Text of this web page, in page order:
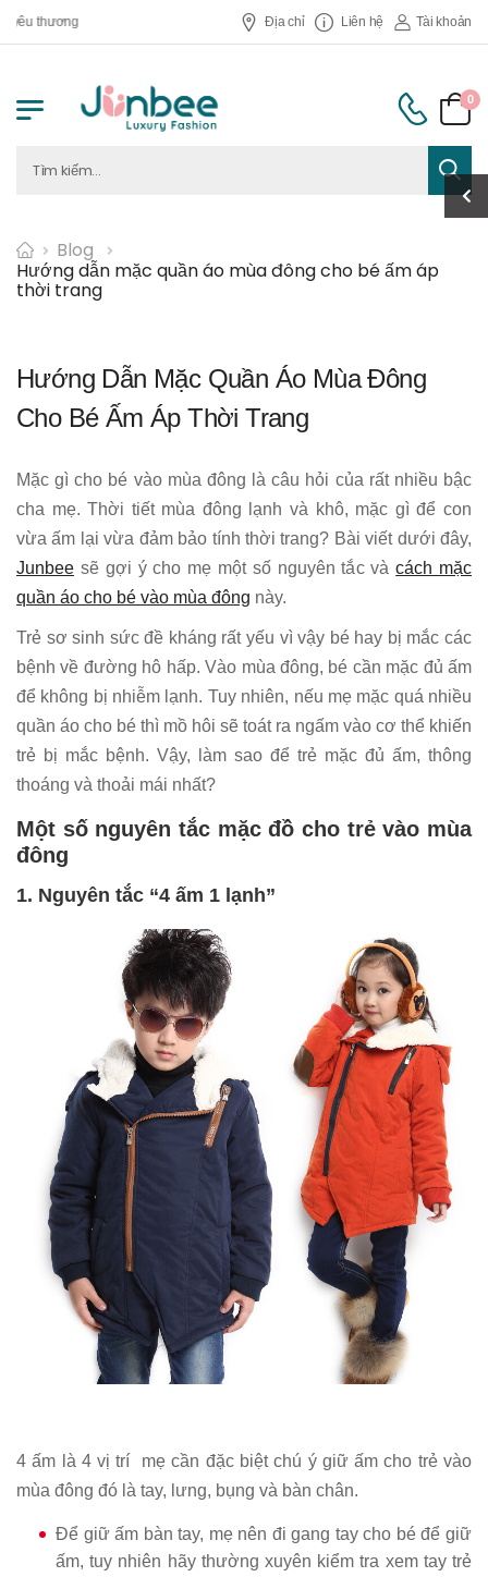
Địa chỉ Liên hệ Tài khoản
0
Blog
Hướng dẫn mặc quần áo mùa đông cho bé ấm áp
thời trang
Hướng Dẫn Mặc Quần Áo Mùa Đông
Cho Bé Ấm Áp Thời Trang
Mặc gì cho bé vào mùa đông là câu hỏi của rất nhiều bậc
cha mẹ. Thời tiết mùa đông lạnh và khô, mặc gì để con
vừa ấm lại vừa đảm bảo tính thời trang? Bài viết dưới đây,
Junbee sẽ gợi ý cho mẹ một số nguyên tắc vàcách mặc
quần áo cho bé vào mùa đông này.
Trẻ sơ sinh sức đề kháng rất yếu vì vậy bé hay bị mắc các
bệnh về đường hô hấp. Vào mùa đông, bé cần mặc đủ ấm
để không bị nhiễm lạnh. Tuy nhiên, nếu mẹ mặc quá nhiều
quần áo cho bé thì mồ hôi sẽ toát ra ngấm vào cơ thể khiến
trẻ bị mắc bệnh. Vậy, làm sao để trẻ mặc đủ ấm, thông
thoáng và thoải mái nhất?
Một số nguyên tắc mặc đồ cho trẻ vào mùa
đông
1. Nguyên tắc “4 ấm 1 lạnh”
4 ấm là 4 vị trí mẹ cần đặc biệt chú ý giữ ấm cho trẻ vào
mùa đông đó là tay, lưng, bụng và bàn chân.
Để giữ ấm bàn tay, mẹ nên đi gang tay cho bé để giữ
ấm, tuy nhiên hãy thường xuyên kiểm tra xem tay trẻ